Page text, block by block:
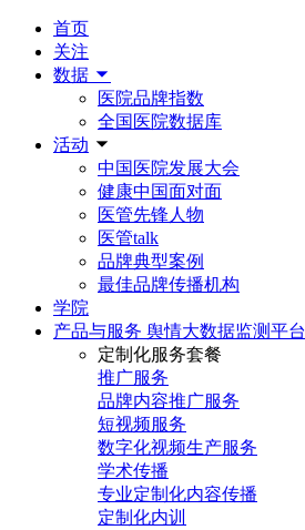
首页
关注
数据
医院品牌指数
全国医院数据库
活动
中国医院发展大会
健康中国面对面
医管先锋人物
医管talk
品牌典型案例
最佳品牌传播机构
学院
产品与服务 舆情大数据监测平台
定制化服务套餐
推广服务
品牌内容推广服务
短视频服务
数字化视频生产服务
学术传播
专业定制化内容传播
定制化内训